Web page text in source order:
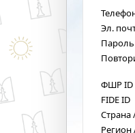
Эл.
Пароль
ФШР ID
FIDE ID
Страна
Регион